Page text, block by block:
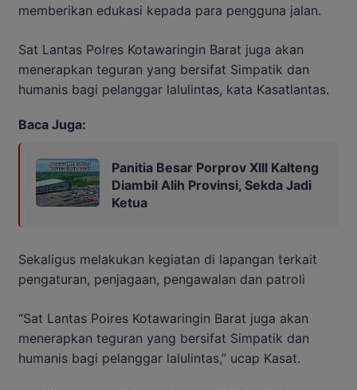
memberikan edukasi kepada para pengguna jalan.
Sat Lantas Polres Kotawaringin Barat juga akan
menerapkan teguran yang bersifat Simpatik dan
humanis bagi pelanggar lalulintas, kata Kasatlantas.
Baca Juga:
Panitia Besar Porprov Xlll Kalteng
Diambil Alih Provinsi, Sekda Jadi
Ketua
Sekaligus melakukan kegiatan di lapangan terkait
pengaturan, penjagaan, pengawalan dan patroli
“Sat Lantas Poires Kotawaringin Barat juga akan
menerapkan teguran yang bersifat Simpatik dan
humanis bagi pelanggar lalulintas,” ucap Kasat.